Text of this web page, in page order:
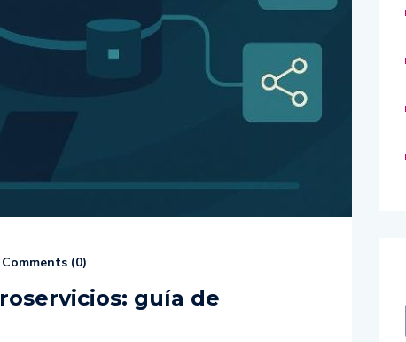
Comments (0)
guía de